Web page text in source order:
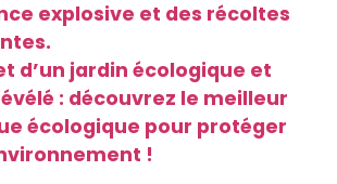
explosive et des récoltes
d’un jardin écologique et
: découvrez le meilleur
écologique pour protéger
!